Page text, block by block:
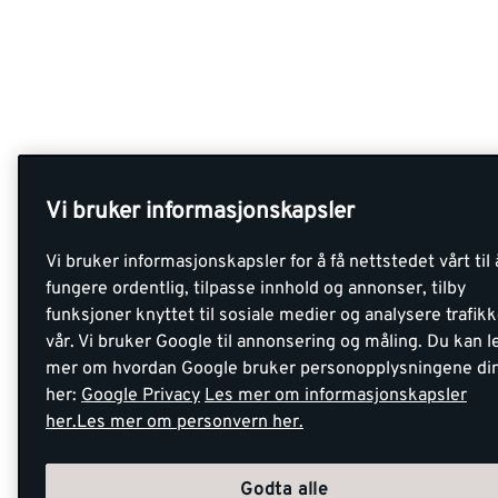
Vi bruker informasjonskapsler
Vi bruker informasjonskapsler for å få nettstedet vårt til
fungere ordentlig, tilpasse innhold og annonser, tilby
funksjoner knyttet til sosiale medier og analysere
vår. Vi bruker Google til annonsering og måling. Du kan
mer om hvordan Google bruker personopplysningene
her: Google Privacy Les mer om informasjonskapsler
her.Les mer om personvern her.
Godta alle